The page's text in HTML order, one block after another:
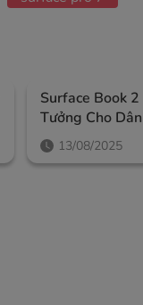
Surface Book
Tưởng Cho
Tạo Nội Dung
13/08/2025